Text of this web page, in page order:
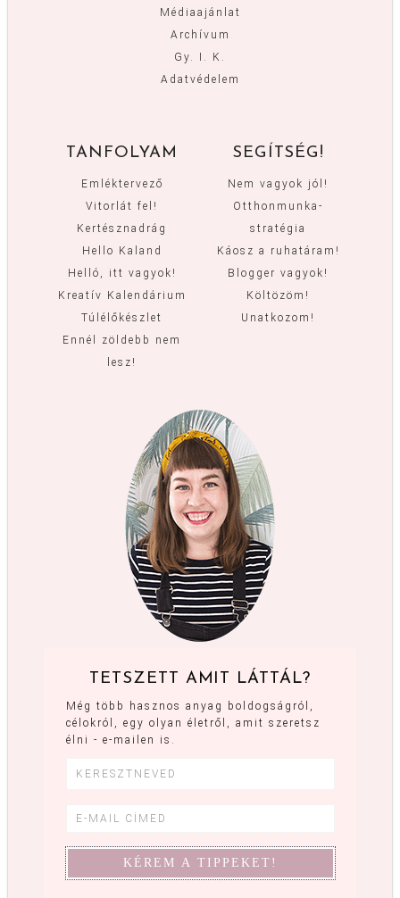
Médiaajánlat
Archívum
Gy. I. K.
Adatvédelem
TANFOLYAM
Emléktervező
Vitorlát fel!
Kertésznadrág
Hello Kaland
Helló, itt vagyok!
Kreatív Kalendárium
Túlélőkészlet
Ennél zöldebb nem
lesz!
SEGÍTSÉG!
Nem vagyok jól!
Otthonmunka-
stratégia
Káosz a ruhatáram!
Blogger vagyok!
Költözöm!
Unatkozom!
TETSZETT AMIT LÁTTÁL?
Még több hasznos anyag boldogságról,
célokról, egy olyan életről, amit szeretsz
élni - e-mailen is.